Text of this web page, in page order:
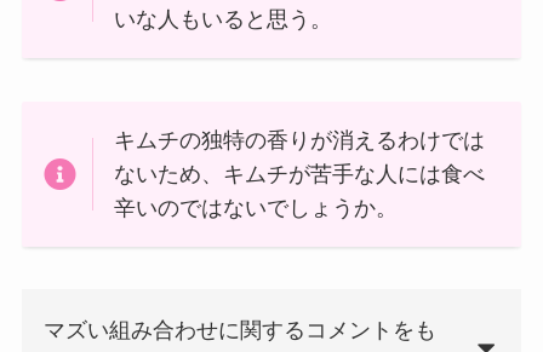
いな人もいると思う。
キムチの独特の香りが消えるわけでは
ないため、キムチが苦手な人には食べ
辛いのではないでしょうか。
マズい組み合わせに関するコメントをも